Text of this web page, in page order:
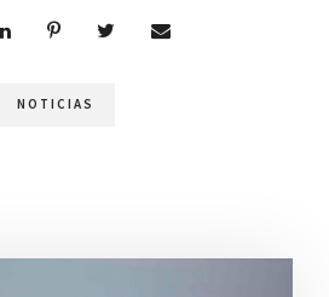
NOTICIAS